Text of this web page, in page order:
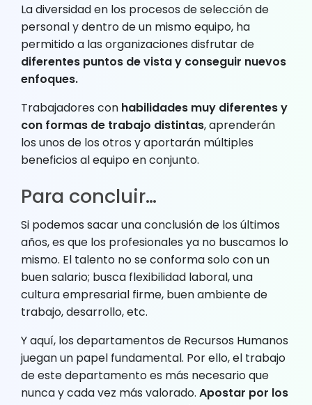
La diversidad en los procesos de selección de
personal y dentro de un mismo equipo, ha
permitido a las organizaciones disfrutar de
diferentes puntos de vista y conseguir nuevos
enfoques.
Trabajadores con habilidades muy diferentes y
con formas de trabajo distintas, aprenderán
los unos de los otros y aportarán múltiples
beneficios al equipo en conjunto.
Para concluir…
Si podemos sacar una conclusión de los últimos
años, es que los profesionales ya no buscamos lo
mismo. El talento no se conforma solo con un
buen salario; busca flexibilidad laboral, una
cultura empresarial firme, buen ambiente de
trabajo, desarrollo, etc.
Y aquí, los departamentos de Recursos Humanos
juegan un papel fundamental. Por ello, el trabajo
de este departamento es más necesario que
nunca y cada vez más valorado. Apostar por los